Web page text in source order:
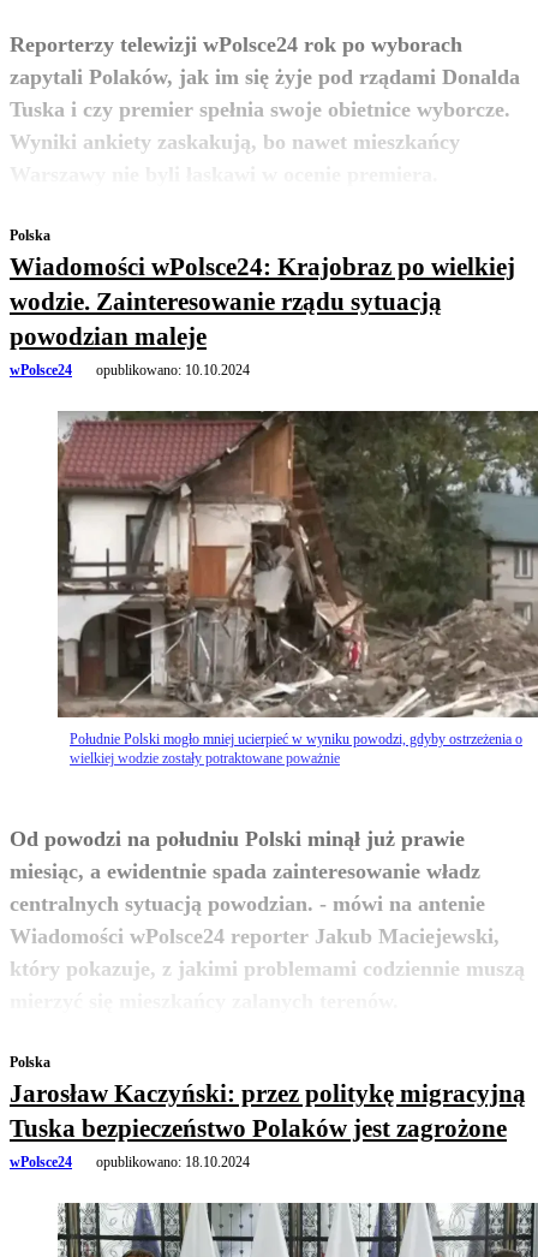
Reporterzy telewizji wPolsce24 rok po wyborach
zapytali Polaków, jak im się żyje pod rządami Donalda
Tuska i czy premier spełnia swoje obietnice wyborcze.
Wyniki ankiety zaskakują, bo nawet mieszkańcy
zobacz więcej
Polska
Wiadomości wPolsce24: Krajobraz po wielkiej
wodzie. Zainteresowanie rządu sytuacją
powodzian maleje
wPolsce24 opublikowano: 10.10.2024
Południe Polski mogło mniej ucierpieć w wyniku powodzi, gdyby ostrzeżenia o
wielkiej wodzie zostały potraktowane poważnie
Od powodzi na południu Polski minął już prawie
miesiąc, a ewidentnie spada zainteresowanie władz
centralnych sytuacją powodzian. - mówi na antenie
Wiadomości wPolsce24 reporter Jakub Maciejewski,
który pokazuje, z jakimi problemami codziennie muszą
zobacz więcej
Polska
Jarosław Kaczyński: przez politykę migracyjną
Tuska bezpieczeństwo Polaków jest zagrożone
wPolsce24 opublikowano: 18.10.2024